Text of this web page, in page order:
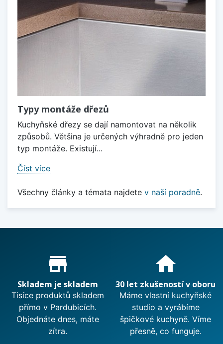
Typy montáže dřezů
Kuchyňské dřezy se dají namontovat na několik
způsobů. Většina je určených výhradně pro jeden
typ montáže. Existují...
Číst více
Všechny články a témata najdete v naší poradně.
Proč nakupovat u nás?
store_mall_directory
Skladem je skladem
Tisíce produktů skladem
přímo v Pardubicích.
Objednáte dnes, máte
zítra.
home
30 let zkušeností v oboru
Máme vlastní kuchyňské
studio a vyrábíme
špičkové kuchyně. Víme
přesně, co funguje.